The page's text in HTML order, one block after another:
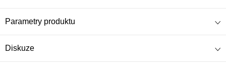
Parametry produktu
Diskuze